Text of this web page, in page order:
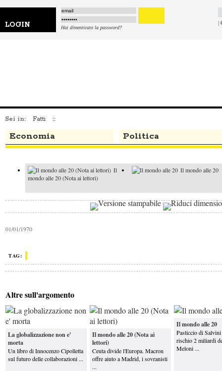
LOGIN Hai dimenticato la password?
|
Sei in: Fatti ::
Economia Politica
Il
mondo alle 20 (Nota ai lettori)
Il mondo alle 20
Il mondo alle 20 Il mondo alle 20
Il mondo alle 20 Il mondo alle 20
01/01/1970
TAG:
Altre sull'argomento
La globalizzazione non e'
morta
Un libro di Innocenzo Cipolletta
sul futuro delle collaborazioni ...
Il mondo alle 20 (Nota ai
lettori)
Ceuta divide l'Europa. Macron
offre aiuto a Madrid, i sovranisti
...
Il mondo alle 20
Pasticcio di
rischio 2 miliardi
Meloni ...